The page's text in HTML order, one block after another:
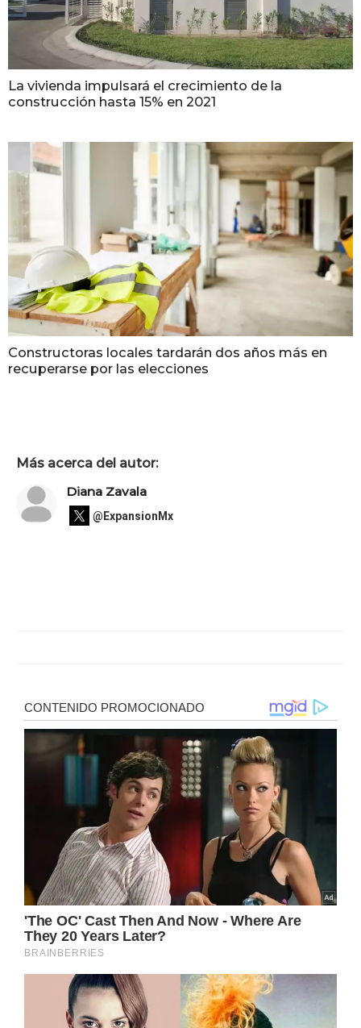
La vivienda impulsará el crecimiento de la
construcción hasta 15% en 2021
Constructoras locales tardarán dos años más en
recuperarse por las elecciones
Más acerca del autor:
Diana Zavala
@ExpansionMx